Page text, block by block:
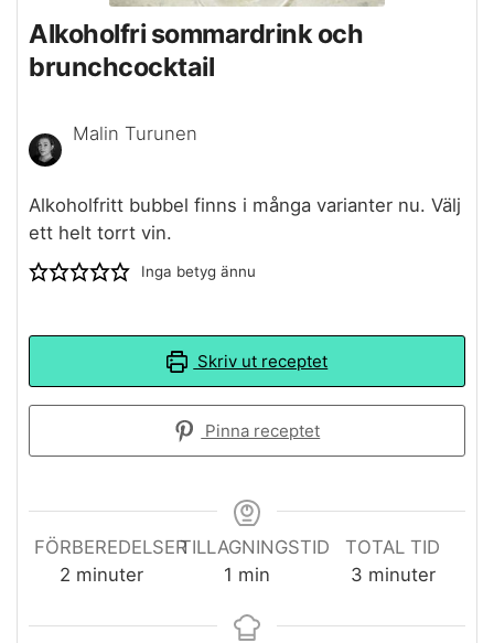
Alkoholfri sommardrink och
brunchcocktail
Malin Turunen
Alkoholfritt bubbel finns i många varianter nu. Välj
ett helt torrt vin.
Inga betyg ännu
Skriv ut receptet
Pinna receptet
FÖRBEREDELSER
2 minuter
minuter
TILLAGNINGSTID
1 minute
min
TOTAL TID
3minuter
minuter